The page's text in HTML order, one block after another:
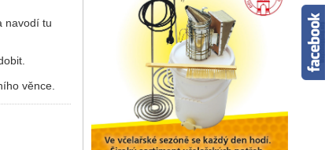
navodí tu
věnce.